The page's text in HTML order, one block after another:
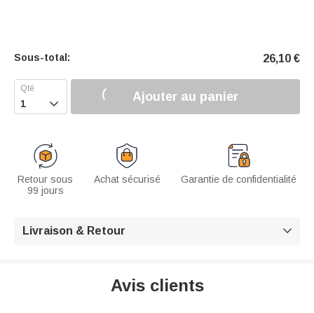
Sous-total: 26,10 €
 Ajouter au panier
Retour sous
99 jours
Achat sécurisé Garantie de confidentialité
Livraison & Retour 
Avis clients